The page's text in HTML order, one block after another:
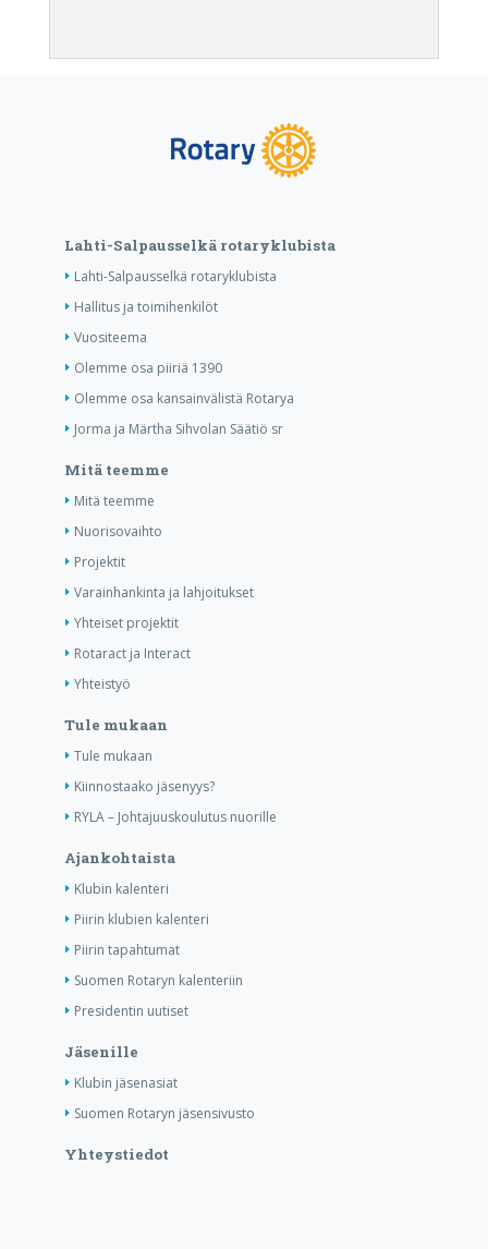
Lahti-Salpausselkä rotaryklubista
Lahti-Salpausselkä rotaryklubista
Hallitus ja toimihenkilöt
Vuositeema
Olemme osa piiriä 1390
Olemme osa kansainvälistä Rotarya
Jorma ja Märtha Sihvolan Säätiö sr
Mitä teemme
Mitä teemme
Nuorisovaihto
Projektit
Varainhankinta ja lahjoitukset
Yhteiset projektit
Rotaract ja Interact
Yhteistyö
Tule mukaan
Tule mukaan
Kiinnostaako jäsenyys?
RYLA – Johtajuuskoulutus nuorille
Ajankohtaista
Klubin kalenteri
Piirin klubien kalenteri
Piirin tapahtumat
Suomen Rotaryn kalenteriin
Presidentin uutiset
Jäsenille
Klubin jäsenasiat
Suomen Rotaryn jäsensivusto
Yhteystiedot